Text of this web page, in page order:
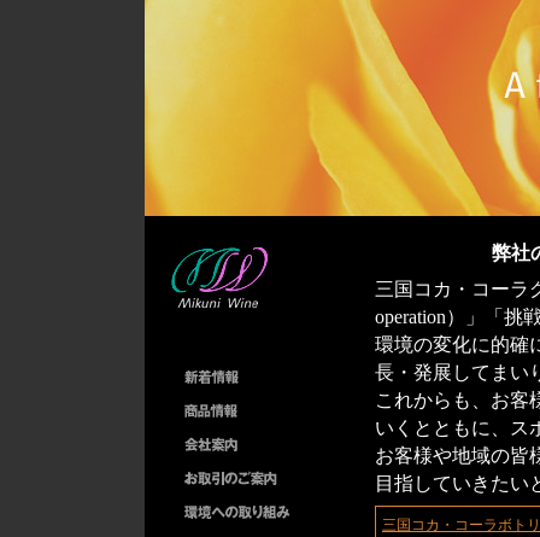
弊社
三国コカ・コーラ
operation）」「挑
環境の変化に的確
長・発展してまい
これからも、お客
いくとともに、ス
お客様や地域の皆
目指していきたい
三国コカ・コーラボト